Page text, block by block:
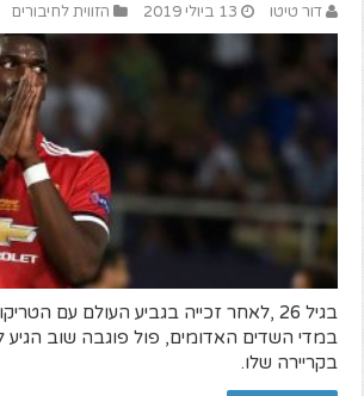
דור טיטו 13 ביולי 2019 הזווית לחיבורים
בגיל 26 ,לאחר זכייה בגביע העולם עם
במדי השדים האדומים, פול פוגבה שוב הגיע
בקריירה שלו.